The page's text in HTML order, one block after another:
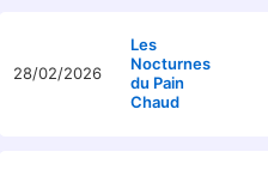
28/02/2026
Les
Nocturnes
du Pain
Chaud